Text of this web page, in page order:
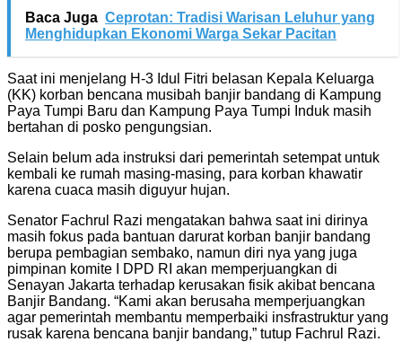
Baca Juga Ceprotan: Tradisi Warisan Leluhur yang
Menghidupkan Ekonomi Warga Sekar Pacitan
Saat ini menjelang H-3 Idul Fitri belasan Kepala Keluarga
(KK) korban bencana musibah banjir bandang di Kampung
Paya Tumpi Baru dan Kampung Paya Tumpi Induk masih
bertahan di posko pengungsian.
Selain belum ada instruksi dari pemerintah setempat untuk
kembali ke rumah masing-masing, para korban khawatir
karena cuaca masih diguyur hujan.
Senator Fachrul Razi mengatakan bahwa saat ini dirinya
masih fokus pada bantuan darurat korban banjir bandang
berupa pembagian sembako, namun diri nya yang juga
pimpinan komite I DPD RI akan memperjuangkan di
Senayan Jakarta terhadap kerusakan fisik akibat bencana
Banjir Bandang. “Kami akan berusaha memperjuangkan
agar pemerintah membantu memperbaiki insfrastruktur yang
rusak karena bencana banjir bandang,” tutup Fachrul Razi.